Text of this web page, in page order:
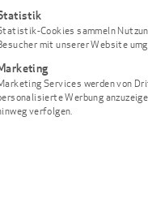
unsere
vollständigen
die Erstellung
die
Zahnersatzes gilt
und den
in
Cookies sammeln
mit unserer Website
Services werden von
Werbung
verfolgen.